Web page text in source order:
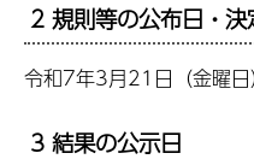
2 規則等の公布日・決
令和7年3月21日（金曜日
3 結果の公示日